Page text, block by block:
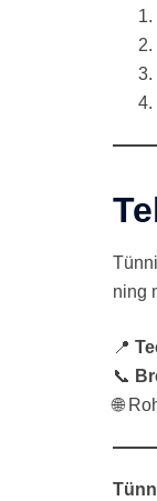
ning
📍
📞
🌐